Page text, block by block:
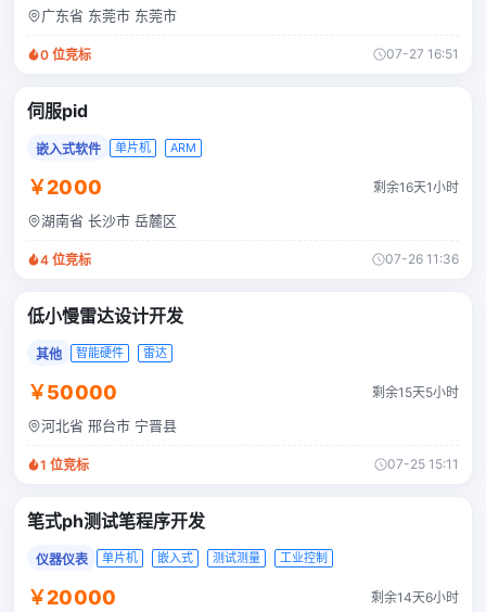
广东省 东莞市 东莞市
0 位竞标 07-27 16:51
伺服pid
嵌入式软件 单片机 ARM
￥2000 剩余16天1小时
湖南省 长沙市 岳麓区
4 位竞标 07-26 11:36
低小慢雷达设计开发
其他 智能硬件 雷达
￥50000 剩余15天5小时
河北省 邢台市 宁晋县
1 位竞标 07-25 15:11
笔式ph测试笔程序开发
仪器仪表 单片机 嵌入式 测试测量 工业控制
￥20000 剩余14天6小时